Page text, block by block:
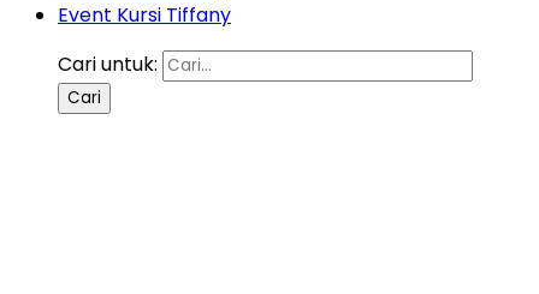
Event Kursi Tiffany
Cari untuk: